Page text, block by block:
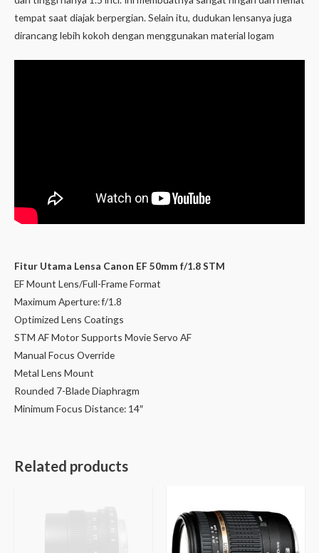
tempat saat diajak berpergian. Selain itu, dudukan lensanya juga
dirancang lebih kokoh dengan menggunakan material logam
Fitur Utama Lensa Canon EF 50mm f/1.8 STM
EF Mount Lens/Full-Frame Format
Maximum Aperture: f/1.8
Optimized Lens Coatings
STM AF Motor Supports Movie Servo AF
Manual Focus Override
Metal Lens Mount
Rounded 7-Blade Diaphragm
Minimum Focus Distance: 14″
Related products